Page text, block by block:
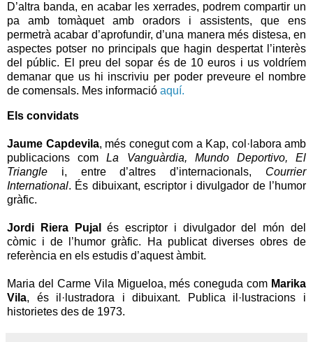
D’altra banda, en acabar les xerrades, podrem compartir un
pa amb tomàquet amb oradors i assistents, que ens
permetrà acabar d’aprofundir, d’una manera més distesa, en
aspectes potser no principals que hagin despertat l’interès
del públic. El preu del sopar és de 10 euros i us voldríem
demanar que us hi inscriviu per poder preveure el nombre
de comensals. Mes informació aquí.
Els convidats
Jaume Capdevila, més conegut com a Kap, col·labora amb
publicacions comLa Vanguàrdia, Mundo Deportivo, El
Triangle i, entre d’altres d’internacionals, Courrier
International. És dibuixant, escriptor i divulgador de l’humor
gràfic.
Jordi Riera Pujal
és escriptor i divulgador del món del
còmic i de l’humor gràfic. Ha publicat diverses obres de
referència en els estudis d’aquest àmbit.
Maria del Carme Vila Migueloa, més coneguda com Marika
Vila, és il·lustradora i dibuixant. Publica il·lustracions i
historietes des de 1973.